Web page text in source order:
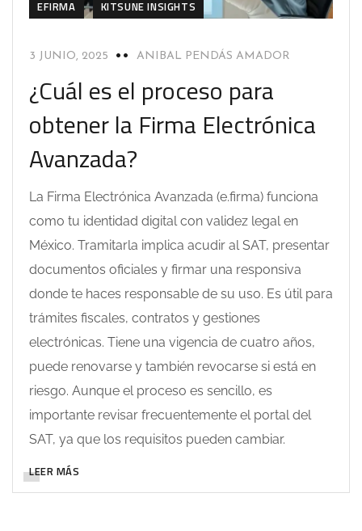
EFIRMA KITSUNE INSIGHTS
3 JUNIO, 2025 ANIBAL PENDÁS AMADOR
¿Cuál es el proceso para
obtener la Firma Electrónica
Avanzada?
La Firma Electrónica Avanzada (e.firma) funciona
como tu identidad digital con validez legal en
México. Tramitarla implica acudir al SAT, presentar
documentos oficiales y firmar una responsiva
donde te haces responsable de su uso. Es útil para
trámites fiscales, contratos y gestiones
electrónicas. Tiene una vigencia de cuatro años,
puede renovarse y también revocarse si está en
riesgo. Aunque el proceso es sencillo, es
importante revisar frecuentemente el portal del
SAT, ya que los requisitos pueden cambiar.
LEER MÁS